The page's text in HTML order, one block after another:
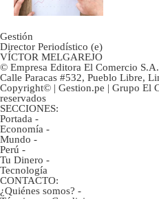
Gestión
Director Periodístico (e)
VÍCTOR MELGAREJO
© Empresa Editora El Comercio S.A.
Calle Paracas #532, Pueblo Libre,
Copyright© | Gestion.pe | Grupo El
reservados
SECCIONES:
Portada -
Economía -
Mundo -
Perú -
Tu Dinero -
Tecnología
CONTACTO:
¿Quiénes somos? -